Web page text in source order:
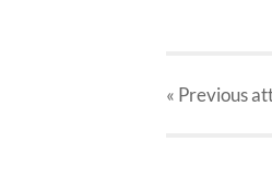
« Previous